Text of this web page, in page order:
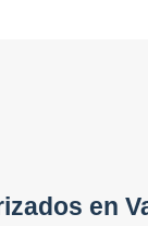
en